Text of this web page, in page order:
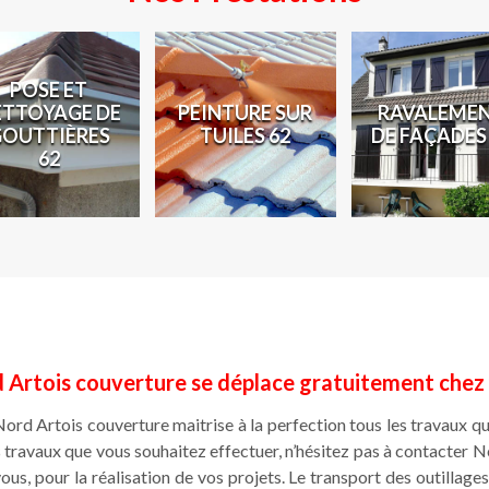
POSE ET
DE
62
PEINTURE SUR
TUILES 62
DE
Artois couverture se déplace gratuitement chez
Artois couverture maitrise à la perfection tous les travaux
que vous souhaitez effectuer, n’hésitez pas à contacter
pour la réalisation de vos projets. Le transport des